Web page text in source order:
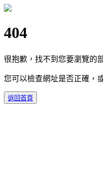
404
很抱歉，找不到您要瀏覽的
您可以檢查網址是否正確，
返回首頁